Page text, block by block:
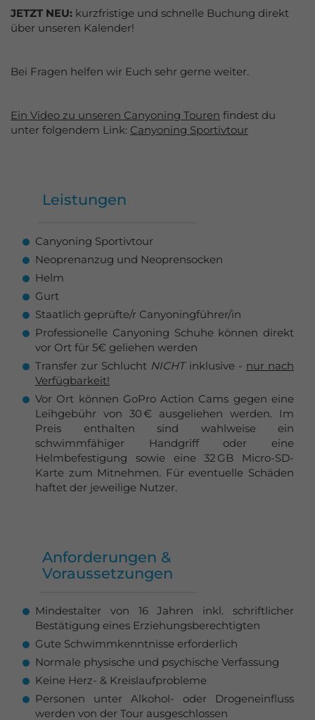
JETZT NEU: kurzfristige und schnelle Buchung direkt
über unseren Kalender!
Bei Fragen helfen wir Euch sehr gerne weiter.
Ein Video zu unseren Canyoning Touren findest du
unter folgendem Link: Canyoning Sportivtour
Leistungen
Canyoning Sportivtour
Neoprenanzug und Neoprensocken
Helm
Gurt
Staatlich geprüfte/r Canyoningführer/in
Professionelle Canyoning Schuhe können direkt
vor Ort für 5€ geliehen werden
Transfer zur Schlucht NICHT inklusive - nur nach
Verfügbarkeit!
Vor Ort können GoPro Action Cams gegen eine
Leihgebühr von 30 € ausgeliehen werden. Im
Preis enthalten sind wahlweise ein
schwimmfähiger Handgriff oder eine
Helmbefestigung sowie eine 32 GB Micro-SD-
Karte zum Mitnehmen. Für eventuelle Schäden
haftet der jeweilige Nutzer.
Anforderungen &
Voraussetzungen
Mindestalter von 16 Jahren inkl. schriftlicher
Bestätigung eines Erziehungsberechtigten
Gute Schwimmkenntnisse erforderlich
Normale physische und psychische Verfassung
Keine Herz- & Kreislaufprobleme
Personen unter Alkohol- oder Drogeneinfluss
werden von der Tour ausgeschlossen